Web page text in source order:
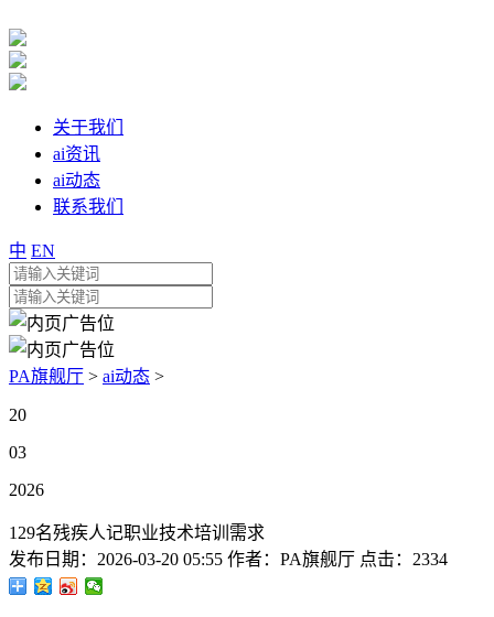
关于我们
ai资讯
ai动态
联系我们
中 EN
PA旗舰厅 > ai动态 >
20
03
2026
129名残疾人记职业技术培训需求
发布日期： 2026-03-20 05:55 作者： PA旗舰厅 点击： 2334